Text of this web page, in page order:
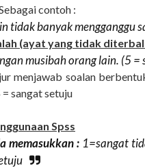
contoh :
tidak banyak mengganggu
(ayat yang tidak
musibah orang lain. (5 =
menjawab soalan
sangat setuju
Spss
memasukkan :1=sangat